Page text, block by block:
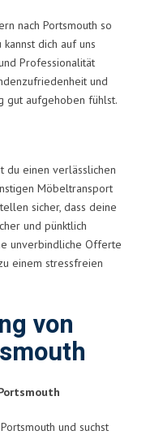
nach Portsmouth so
dich auf uns
Professionalität
und
gut aufgehoben fühlst.
du einen verlässlichen
Möbeltransport
sicher, dass deine
und pünktlich
unverbindliche Offerte
einem stressfreien
von
und suchst